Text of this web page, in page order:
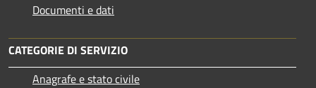
Documenti e dati
CATEGORIE DI SERVIZIO
Anagrafe e stato civile